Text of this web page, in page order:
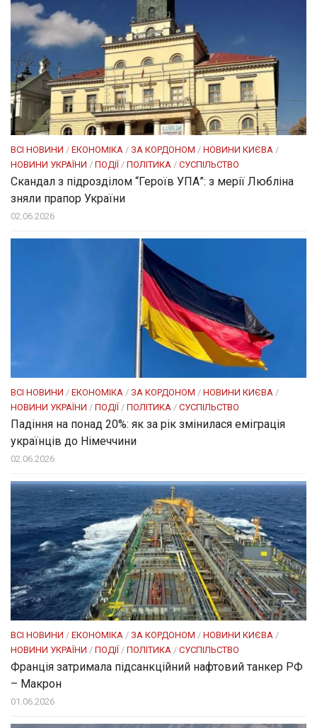
ВСІ НОВИНИ / ЕКОНОМІКА / ЗА КОРДОНОМ / НОВИНИ КИЄВА /
НОВИНИ УКРАЇНИ / ПОДІЇ / ПОЛІТИКА / СУСПІЛЬСТВО
Скандал з підрозділом “Героїв УПА”: з мерії Любліна
зняли прапор України
02.06.2026
ВСІ НОВИНИ / ЕКОНОМІКА / ЗА КОРДОНОМ / НОВИНИ КИЄВА /
НОВИНИ УКРАЇНИ / ПОДІЇ / ПОЛІТИКА / СУСПІЛЬСТВО
Падіння на понад 20%: як за рік змінилася еміграція
українців до Німеччини
02.06.2026
ВСІ НОВИНИ / ЕКОНОМІКА / ЗА КОРДОНОМ / НОВИНИ КИЄВА /
НОВИНИ УКРАЇНИ / ПОДІЇ / ПОЛІТИКА / СУСПІЛЬСТВО
Франція затримала підсанкційний нафтовий танкер РФ
– Макрон
01.06.2026